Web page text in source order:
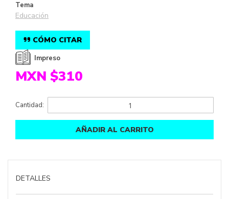
Tema
Educación
CÓMO CITAR
Impreso
MXN $310
Cantidad:
AÑADIR AL CARRITO
DETALLES